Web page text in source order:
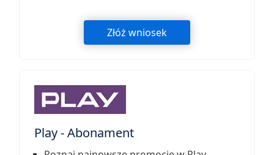
Złóż wniosek
Play - Abonament